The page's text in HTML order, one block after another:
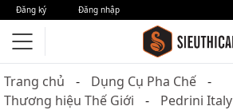
Đăng ký Đăng nhập
Trang chủ
Dụng Cụ Pha Chế
Thương hiệu Thế Giới
Pedrini Italy